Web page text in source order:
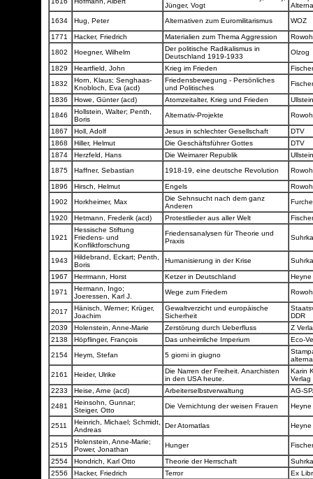
Jünger, Vogt
1634
Hug, Peter Alternativen zum Euromilitarismus WOZ
1771 Hacker, Friedrich Materialien zum Thema Aggression
1802
Hoegner, Wilhelm
Der politische Radikalismus in
Deutschland 1919-1933
Olzog
1829 Heartfield, John Krieg im Frieden
1832
Horn, Klaus; Senghaas-
Knobloch, Eva (acd)
Friedensbewegung - Persönliches
und Politisches
1836 Howe, Günter (acd) Atomzeitalter, Krieg und Frieden
1846
Hollstein, Walter; Penth,
Boris
Alternativ-Projekte
1867 Holl, Adolf Jesus in schlechter Gesellschaft
DTV
1868
Hiller, Helmut Die Geschäftsführer Gottes
DTV
1874
Herzfeld, Hans Die Weimarer Republik
1875
Haffner, Sebastian 1918-19, eine deutsche Revolution
1896 Hirsch, Helmut Engels
1902
Horkheimer, Max
Die Sehnsucht nach dem ganz
Anderen
1920 Hetmann, Frederik (acd) Protestlieder aus aller Welt
1921
Hessische Stiftung
Friedens- und
Konfliktforschung
Friedensanalysen für Theorie und
Praxis
1943
Hildebrand, Eckart; Penth,
Boris
Humanisierung in der Krise
1967 Herrmann, Horst Ketzer in Deutschland
Heyne
1971
Hermann, Ingo;
Joeressen, Karl J.
Wege zum Friedem
2017
Hänisch, Werner; Krüger,
Joachim
Gewaltverzicht und europäische
Sicherheit
DDR
2039
Holenstein, Anne-Marie Zerstörung durch Ueberfluss
Z
2138
Höpflinger, François Das unheimliche Imperium
Eco-
2154
Heym, Stefan 5 giorni in giugno
2161
Heider, Ulrike
Die Narren der Freiheit. Anarchisten
in den USA heute.
Karin
Verlag
2233
Heise, Arne (acd) Arbeiterselbstverwaltung
AG-
2481
Heinsohn, Gunnar;
Steiger, Otto
Die Vernichtung der weisen Frauen Heyne
2511
Heinrich, Michael; Schmidt,
Andreas
Der Atomatlas Heyne
2515
Holenstein, Anne-Marie;
Power, Jonathan
Hunger
2554 Hondrich, Karl Otto Theorie der Herrschaft
2556
Hacker, Friedrich Terror
Ex